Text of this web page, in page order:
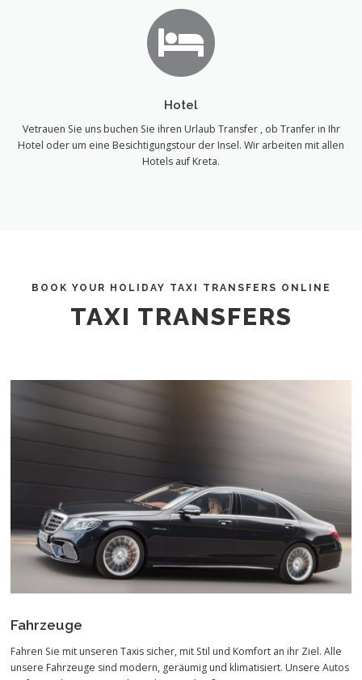
Hotel
Vetrauen Sie uns buchen Sie ihren Urlaub Transfer , ob Tranfer in Ihr
Hotel oder um eine Besichtigungstour der Insel. Wir arbeiten mit allen
Hotels auf Kreta.
BOOK YOUR HOLIDAY TAXI TRANSFERS ONLINE
TAXI TRANSFERS
Fahrzeuge
Fahren Sie mit unseren Taxis sicher, mit Stil und Komfort an ihr Ziel. Alle
unsere Fahrzeuge sind modern, geräumig und klimatisiert. Unsere Autos